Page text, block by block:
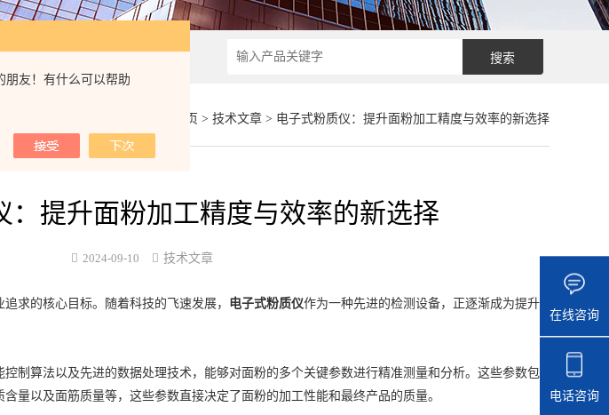
朋友！有什么可以帮助
首页 > 技术文章> 电子式粉质仪：提升面粉加工精度与效率的新选择
：提升面粉加工精度与效率的新选择
2024-09-10 技术文章
的核心目标。随着科技的飞速发展， 电子式粉质仪作为一种先进的检测设备，正逐渐成为提升
算法以及先进的数据处理技术，能够对面粉的多个关键参数进行精准测量和分析。这些参数包
量以及面筋质量等，这些参数直接决定了面粉的加工性能和最终产品的质量。
在线咨询
电话咨询